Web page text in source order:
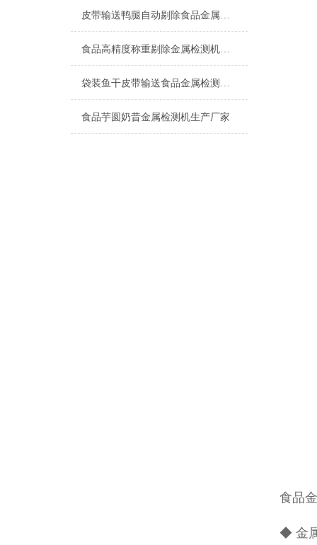
皮带输送鸭腿自动剔除食品金属检测机产品简介
食品高精度称重剔除金属检测机上海厂家
袋装鱼干皮带输送食品金属检测机产品介绍
食品芋圆奶昔金属检测机生产厂家
食品
◆ 金